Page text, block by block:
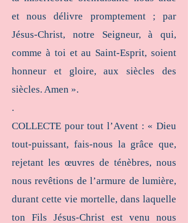
et nous délivre promptement ; par
Jésus-Christ, notre Seigneur, à qui,
comme à toi et au Saint-Esprit, soient
honneur et gloire, aux siècles des
siècles. Amen ».
.
COLLECTE pour tout l’Avent : « Dieu
tout-puissant, fais-nous la grâce que,
rejetant les œuvres de ténèbres, nous
nous revêtions de l’armure de lumière,
durant cette vie mortelle, dans laquelle
ton Fils Jésus-Christ est venu nous